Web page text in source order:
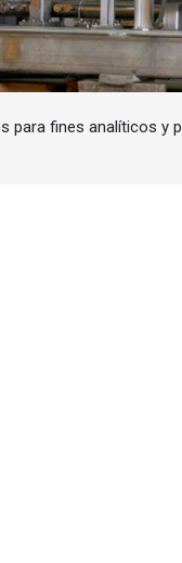
fines analíticos y